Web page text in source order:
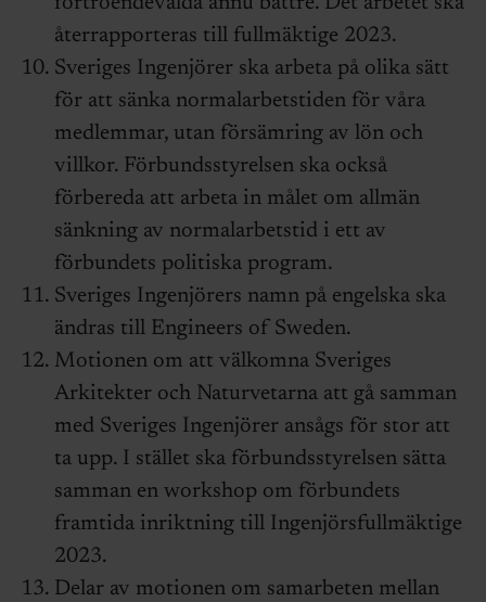
återrapporteras till fullmäktige 2023.
Sveriges Ingenjörer ska arbeta på olika sätt
för att sänka normalarbetstiden för våra
medlemmar, utan försämring av lön och
villkor. Förbundsstyrelsen ska också
förbereda att arbeta in målet om allmän
sänkning av normalarbetstid i ett av
förbundets politiska program.
Sveriges Ingenjörers namn på engelska ska
ändras till Engineers of Sweden.
Motionen om att välkomna Sveriges
Arkitekter och Naturvetarna att gå samman
med Sveriges Ingenjörer ansågs för stor att
ta upp. I stället ska förbundsstyrelsen sätta
samman en workshop om förbundets
framtida inriktning till Ingenjörsfullmäktige
2023.
Delar av motionen om samarbeten mellan